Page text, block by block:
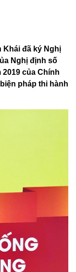
Khái đã ký Nghị
Nghị định số
2019 của Chính
pháp thi hành